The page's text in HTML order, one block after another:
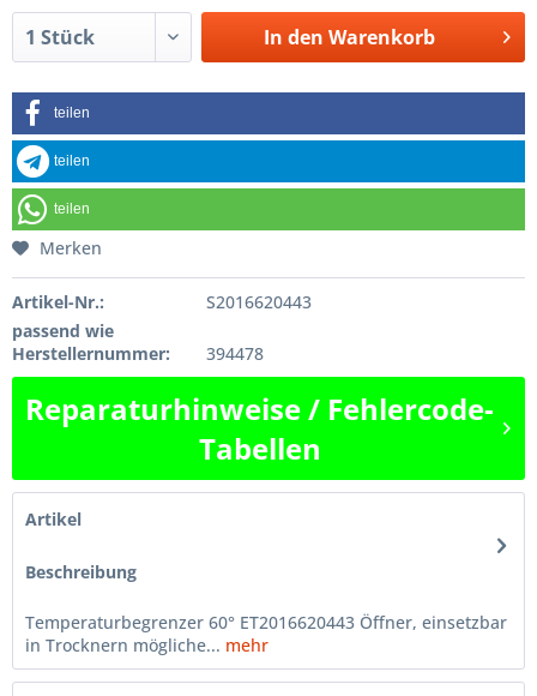
In den Warenkorb
teilen
teilen
teilen
Merken
Artikel-Nr.:
S2016620443
passend wie
Herstellernummer:
394478
Reparaturhinweise / Fehlercode-
Tabellen
Artikel
Beschreibung
Temperaturbegrenzer 60° ET2016620443 Öffner, einsetzbar
in Trocknern mögliche... mehr